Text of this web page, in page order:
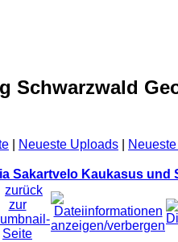
Schwarzwald
Neueste Uploads
Sakartvelo Kaukasus und